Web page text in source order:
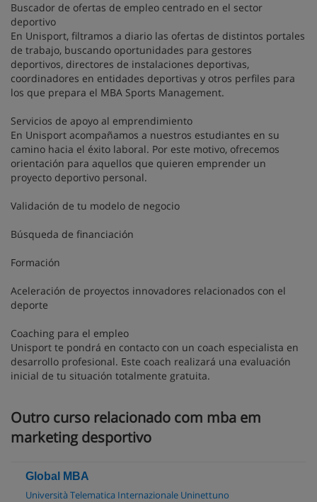
Buscador de ofertas de empleo centrado en el sector
deportivo
En Unisport, filtramos a diario las ofertas de distintos portales
de trabajo, buscando oportunidades para gestores
deportivos, directores de instalaciones deportivas,
coordinadores en entidades deportivas y otros perfiles para
los que prepara el MBA Sports Management.
Servicios de apoyo al emprendimiento
En Unisport acompañamos a nuestros estudiantes en su
camino hacia el éxito laboral. Por este motivo, ofrecemos
orientación para aquellos que quieren emprender un
proyecto deportivo personal.
Validación de tu modelo de negocio
Búsqueda de financiación
Formación
Aceleración de proyectos innovadores relacionados con el
deporte
Coaching para el empleo
Unisport te pondrá en contacto con un coach especialista en
desarrollo profesional. Este coach realizará una evaluación
inicial de tu situación totalmente gratuita.
Outro curso relacionado com mba em
marketing desportivo
Global MBA
Università Telematica Internazionale Uninettuno